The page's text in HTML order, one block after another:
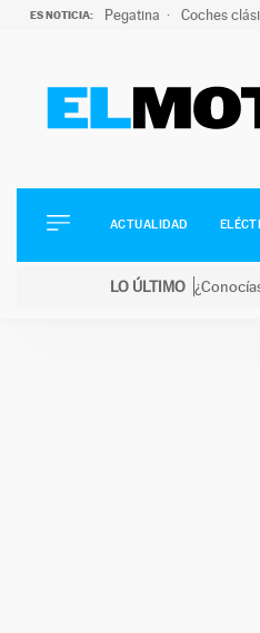
ES NOTICIA: Pegatina Coches
ELÉCTRICOS
CONDUCIR
ACTUALIDAD
LO ÚLTIMO